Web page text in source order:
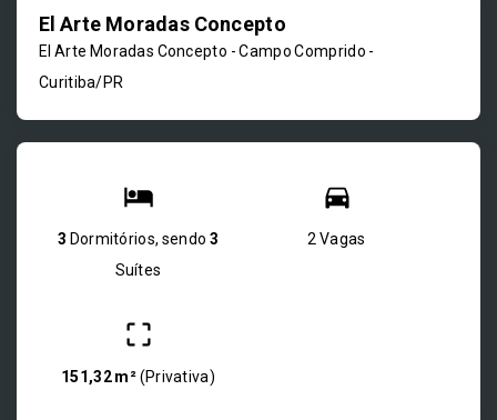
El Arte Moradas Concepto
El Arte Moradas Concepto -Campo Comprido -
Curitiba/PR
3 Dormitórios, sendo 3
Suítes
2 Vagas
151,32 m²(Privativa)